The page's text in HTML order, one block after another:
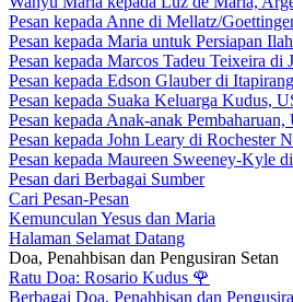
Pesan kepada Anne di Mellatz/
Pesan kepada Maria untuk Persiapan
Pesan kepada Marcos Tadeu Teixeira di
Pesan kepada Edson Glauber di
Pesan kepada Suaka Keluarga Kudus,
Pesan kepada Anak-anak Pembaharuan,
Pesan kepada John Leary di Rochester
Pesan kepada Maureen Sweeney-Kyle
Pesan dari Berbagai Sumber
Cari Pesan-Pesan
Kemunculan Yesus dan Maria
Halaman Selamat Datang
Doa, Penahbisan dan Pengusiran Setan
Ratu Doa: Rosario Kudus 🌹
Berbagai Doa, Penahbisan dan